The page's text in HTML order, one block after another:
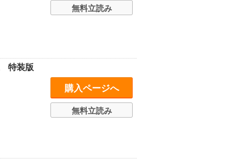
無料立読み
特装版
購入ページへ
無料立読み